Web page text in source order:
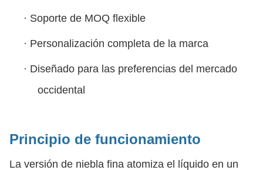
· Soporte de MOQ flexible
· Personalización completa de la marca
· Diseñado para las preferencias del mercado
occidental
Principio de funcionamiento
La versión de niebla fina atomiza el líquido en un